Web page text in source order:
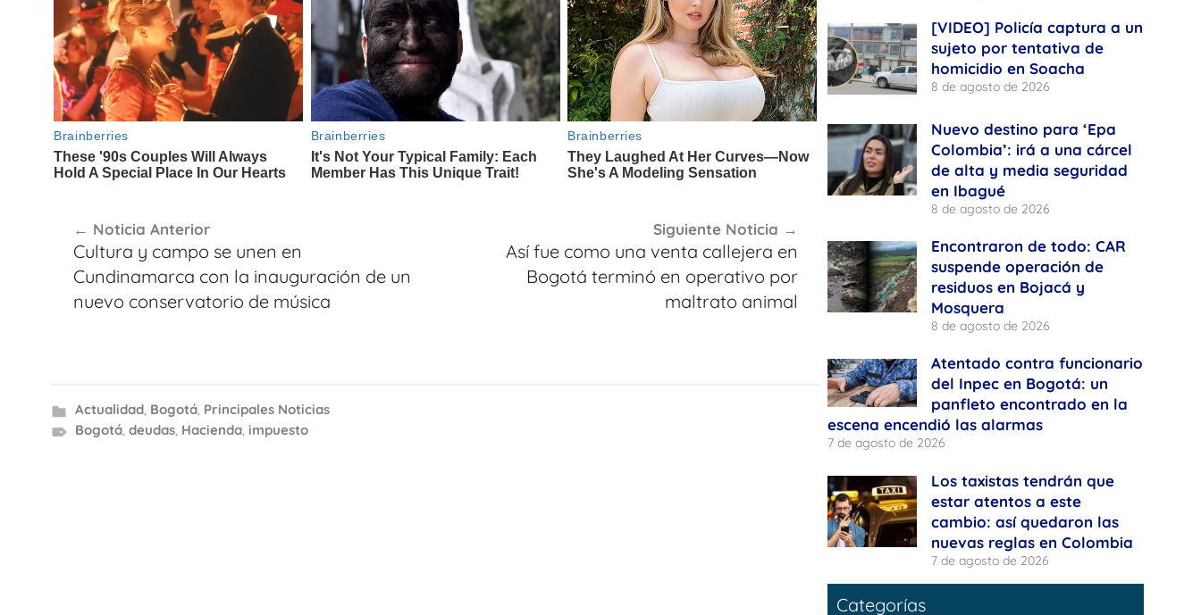
de
entradas
Noticia Anterior
Cultura y campo se unen en
Cundinamarca con la inauguración de un
nuevo conservatorio de música
Siguiente Noticia
Así fue como una venta callejera en
Bogotá terminó en operativo por
maltrato animal
Actualidad, Bogotá, Principales Noticias
Bogotá, deudas, Hacienda, impuesto
[VIDEO] Policía captura a un
sujeto por tentativa de
homicidio en Soacha
8 de agosto de 2026
Nuevo destino para ‘Epa
Colombia’: irá a una cárcel
de alta y media seguridad
en Ibagué
8 de agosto de 2026
Encontraron de todo: CAR
suspende operación de
residuos en Bojacá y
Mosquera
8 de agosto de 2026
Atentado contra funcionario
del Inpec en Bogotá: un
panfleto encontrado en la
escena encendió las alarmas
7 de agosto de 2026
Los taxistas tendrán que
estar atentos a este
cambio: así quedaron las
nuevas reglas en Colombia
7 de agosto de 2026
Categorías